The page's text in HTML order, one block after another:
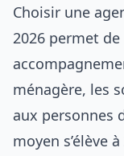
Choisir une
2026 permet de
ménagère, les
aux personnes
moyen s’élève à